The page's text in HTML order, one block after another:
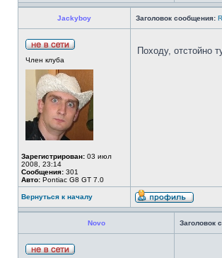
Jackyboy Заголовок сообщения:
Член клуба
Зарегистрирован: 03 июл
2008, 23:14
Сообщения: 301
Авто: Pontiac G8 GT 7.0
Походу, отстойно
Вернуться к началу
Novo Заголовок